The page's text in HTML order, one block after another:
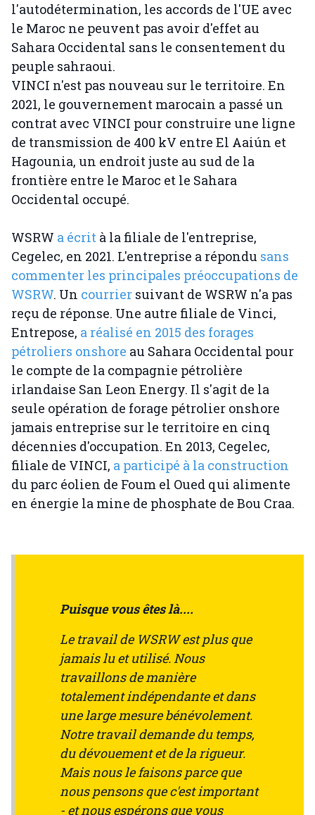
l'autodétermination, les accords de l'UE avec
le Maroc ne peuvent pas avoir d'effet au
Sahara Occidental sans le consentement du
peuple sahraoui.
VINCI n'est pas nouveau sur le territoire. En
2021, le gouvernement marocain a passé un
contrat avec VINCI pour construire une ligne
de transmission de 400 kV entre El Aaiún et
Hagounia, un endroit juste au sud de la
frontière entre le Maroc et le Sahara
Occidental occupé.
WSRW a écrit à la filiale de l'entreprise,
Cegelec, en 2021. L'entreprise a répondu sans
commenter les principales préoccupations de
WSRW. Un courrier suivant de WSRW n'a pas
reçu de réponse. Une autre filiale de Vinci,
Entrepose, a réalisé en 2015 des forages
pétroliers onshore au Sahara Occidental pour
le compte de la compagnie pétrolière
irlandaise San Leon Energy. Il s'agit de la
seule opération de forage pétrolier onshore
jamais entreprise sur le territoire en cinq
décennies d'occupation. En 2013, Cegelec,
filiale de VINCI, a participé à la construction
du parc éolien de Foum el Oued qui alimente
en énergie la mine de phosphate de Bou Craa.
Puisque vous êtes là....
Le travail de WSRW est plus que
jamais lu et utilisé. Nous
travaillons de manière
totalement indépendante et dans
une large mesure bénévolement.
Notre travail demande du temps,
du dévouement et de la rigueur.
Mais nous le faisons parce que
nous pensons que c'est important
- et nous espérons que vous